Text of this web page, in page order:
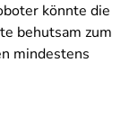
könnte die
behutsam zum
mindestens